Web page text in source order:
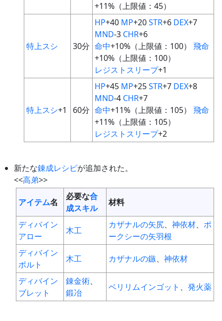
+11%（上限値：45）
特上スシ 30分
HP+40 MP+20STR+6 DEX+7
MND-3 CHR+6
命中+10%（上限値：100） 飛命
+10%（上限値：100）
レジストスリープ+1
特上スシ+1 60分
HP+45 MP+25STR+7 DEX+8
MND-4 CHR+7
命中+11%（上限値：105） 飛命
+11%（上限値：105）
レジストスリープ+2
新たな錬成レシピが追加された。
<<高弟>>
アイテム名
必要な合
成スキル
材料
ディバイン
アロー
木工
カザナルの矢尻、 神依材、 ポ
ークシーの矢羽根
ディバイン
ボルト
木工 カザナルの鏃、 神依材
ディバイン
ブレット
錬金術、
鍛冶
ベリリムインゴット 、 発火薬